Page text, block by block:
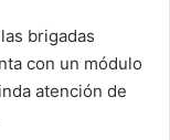
brigadas
con un módulo
atención de